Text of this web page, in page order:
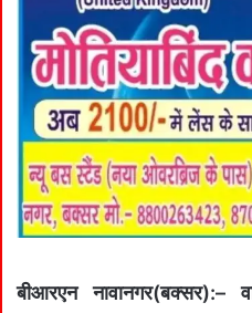
बीआरएन नावानगर(बक्सर):–